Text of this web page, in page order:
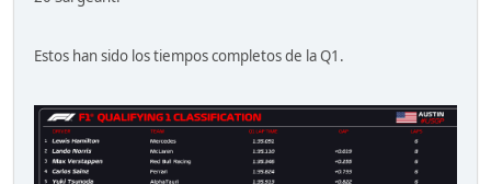
Estos han sido los tiempos completos de la Q1.